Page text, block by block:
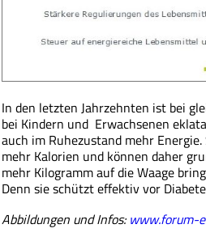
In den letzten Jahrzehnten ist bei
bei Kindern und Erwachsenen
auch im Ruhezustand mehr
mehr Kalorien und können daher
mehr Kilogramm auf die Waage
Denn sie schützt effektiv vor
Abbildungen und Infos: www.forum-